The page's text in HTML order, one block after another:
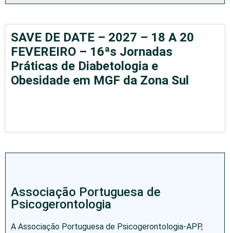
SAVE DE DATE – 2027 – 18 A 20
FEVEREIRO – 16ªs Jornadas
Práticas de Diabetologia e
Obesidade em MGF da Zona Sul
Associação Portuguesa de
Psicogerontologia
A Associação Portuguesa de Psicogerontologia-APP,